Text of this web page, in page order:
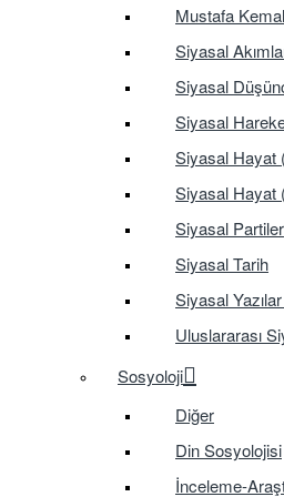
Mustafa
Siyasal
Siyasal
Siyasal
Siyasal Hayat
Siyasal Hayat
Siyasal Partiler
Siyasal Tarih
Siyasal
Uluslararası
Sosyoloji
Diğer
Din Sosyolojisi
İnceleme-